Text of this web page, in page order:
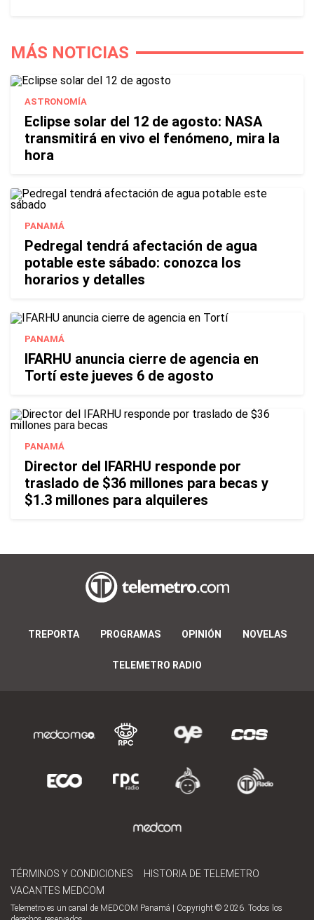
MÁS NOTICIAS
ASTRONOMÍA
Eclipse solar del 12 de agosto: NASA
transmitirá en vivo el fenómeno, mira la
hora
PANAMÁ
Pedregal tendrá afectación de agua
potable este sábado: conozca los
horarios y detalles
PANAMÁ
IFARHU anuncia cierre de agencia en
Tortí este jueves 6 de agosto
PANAMÁ
Director del IFARHU responde por
traslado de $36 millones para becas y
$1.3 millones para alquileres
TREPORTA PROGRAMAS OPINIÓN NOVELAS
TELEMETRO RADIO
TÉRMINOS Y CONDICIONES
HISTORIA DE TELEMETRO
VACANTES MEDCOM
Telemetro es un canal de MEDCOM Panamá | Copyright © 2026. Todos los